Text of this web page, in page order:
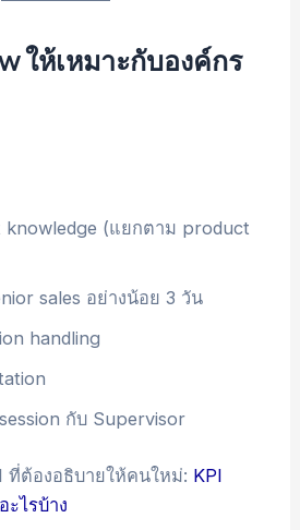
ให้เหมาะกับองค์กร
knowledge (แยกตาม product
sales อย่างน้อย 3 วัน
handling
กับ Supervisor
ที่ต้องอธิบายให้คนใหม่: KPI
ะไรบ้าง